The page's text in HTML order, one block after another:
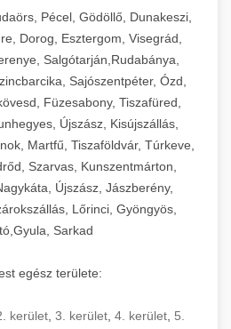
Pécel, Gödöllő, Dunakeszi,
Dorog, Esztergom, Visegrád,
Salgótarján,Rudabánya,
Sajószentpéter, Ózd,
Füzesabony, Tiszafüred,
Újszász, Kisújszállás,
Martfű, Tiszaföldvár, Túrkeve,
Szarvas, Kunszentmárton,
Újszász, Jászberény,
Lőrinci, Gyöngyös,
Sarkad
egész területe:
kerület 3. kerület 4. kerület 5.